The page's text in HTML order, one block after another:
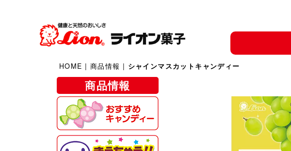
HOME | 商品情報 | シャインマスカットキャンディー
商品情報